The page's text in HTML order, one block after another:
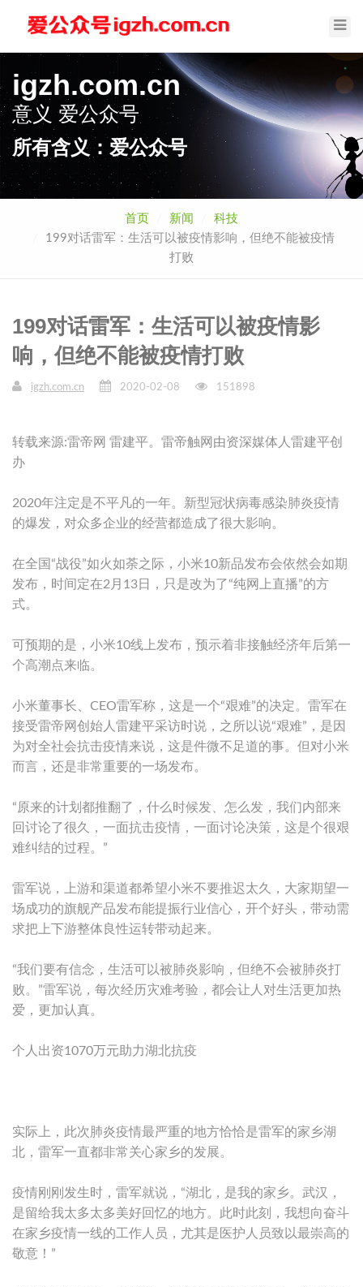
igzh.com.cn
意义
爱公众号
所有含义：爱公众号
首页 新闻
科技
199对话雷军：生活可以被疫情影响，但绝不能被疫情
打败
199对话雷军：生活可以被疫情影
响，但绝不能被疫情打败
igzh.com.cn 2020-02-08 151898
转载来源:雷帝网 雷建平。雷帝触网由资深媒体人雷建平创
办
2020年注定是不平凡的一年。新型冠状病毒感染肺炎疫情
的爆发，对众多企业的经营都造成了很大影响。
在全国“战役”如火如荼之际，小米10新品发布会依然会如期
发布，时间定在2月13日，只是改为了“纯网上直播”的方
式。
可预期的是，小米10线上发布，预示着非接触经济年后第一
个高潮点来临。
小米董事长、CEO雷军称，这是一个“艰难”的决定。雷军在
接受雷帝网创始人雷建平采访时说，之所以说“艰难”，是因
为对全社会抗击疫情来说，这是件微不足道的事。但对小米
而言，还是非常重要的一场发布。
“原来的计划都推翻了，什么时候发、怎么发，我们内部来
回讨论了很久，一面抗击疫情，一面讨论决策，这是个很艰
难纠结的过程。”
雷军说，上游和渠道都希望小米不要推迟太久，大家期望一
场成功的旗舰产品发布能提振行业信心，开个好头，带动需
求把上下游整体良性运转带动起来。
“我们要有信念，生活可以被肺炎影响，但绝不会被肺炎打
败。”雷军说，每次经历灾难考验，都会让人对生活更加热
爱，更加认真。
个人出资1070万元助力湖北抗疫
实际上，此次肺炎疫情最严重的地方恰恰是雷军的家乡湖
北，雷军一直都非常关心家乡的发展。
疫情刚刚发生时，雷军就说，“湖北，是我的家乡。武汉，
是留给我太多太多美好回忆的地方。此时此刻，我想向奋斗
在家乡疫情一线的工作人员，尤其是医护人员致以最崇高的
敬意！”